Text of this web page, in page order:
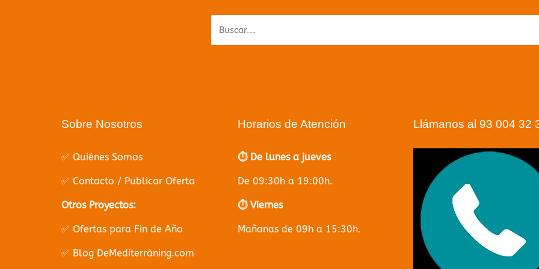
Sobre Nosotros
✅ Quiénes Somos
✅ Contacto / Publicar Oferta
Otros Proyectos:
✅ Ofertas para Fin de Año
✅ Blog DeMediterràning.com
Horarios de Atención
⏱️ De lunes a jueves
De 09:30h a 19:00h.
⏱️ Viernes
Mañanas de 09h a 15:30h.
Llámanos al 93 004 32